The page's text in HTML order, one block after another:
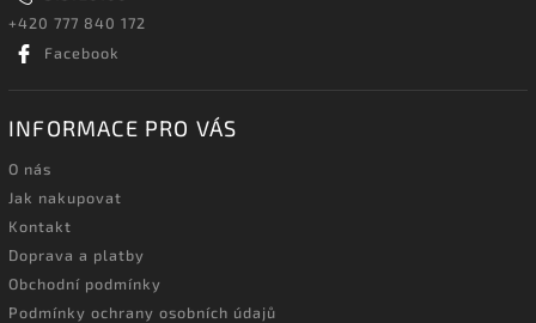
+420 777 840 172
Facebook
INFORMACE PRO VÁS
O nás
Jak nakupovat
Kontakt
Doprava a platby
Obchodní podmínky
Podmínky ochrany osobních údajů